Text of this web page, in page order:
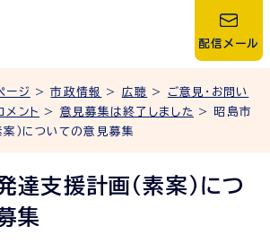
配信メール
ージ >市政情報 > 広聴 > ご意見・お問い
メント > 意見募集は終了しました
> 昭島市
）についての意見募集
達支援計画（素案）につ
集